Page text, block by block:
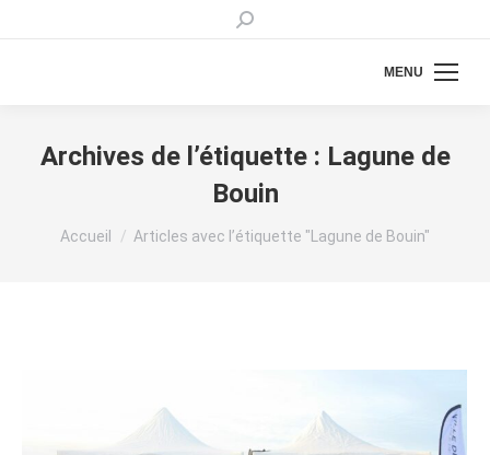
Recherche
MENU
Archives de l’étiquette : Lagune de
Bouin
Vous êtes ici :
Accueil Articles avec l’étiquette "Lagune de Bouin"